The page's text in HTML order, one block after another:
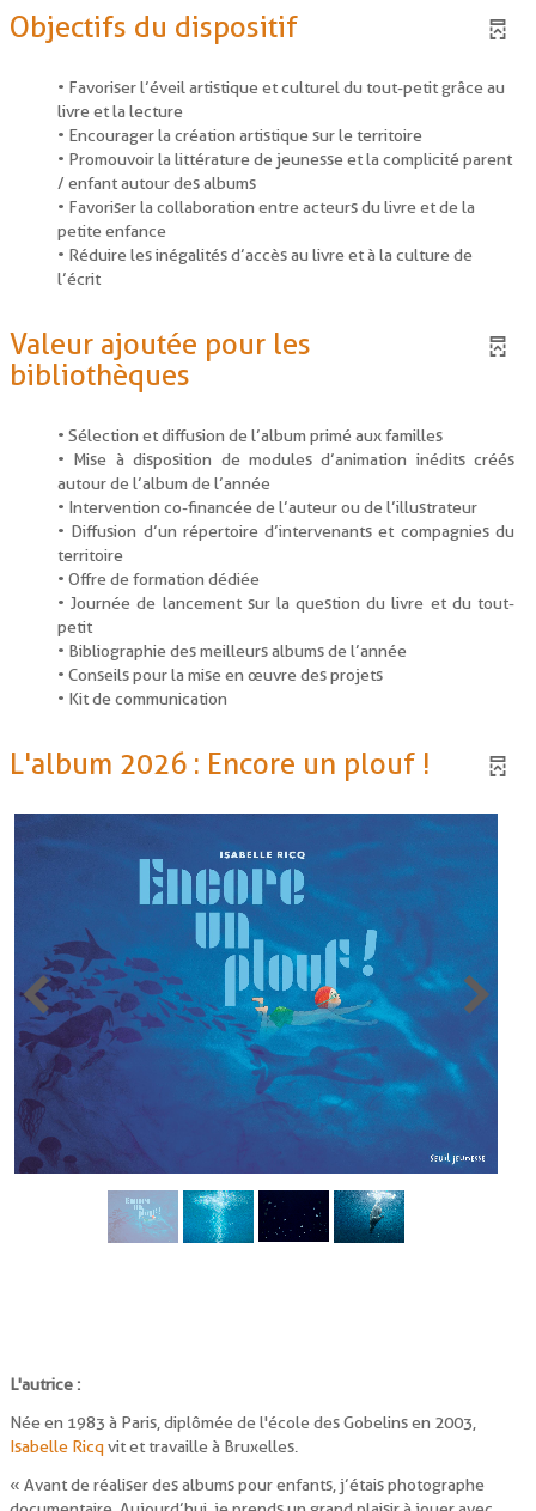
Objectifs du dispositif
• Favoriser l’éveil artistique et culturel du tout-petit grâce au
livre et la lecture
• Encourager la création artistique sur le territoire
• Promouvoir la littérature de jeunesse et la complicité parent
/ enfant autour des albums
• Favoriser la collaboration entre acteurs du livre et de la
petite enfance
• Réduire les inégalités d’accès au livre et à la culture de
l’écrit
Valeur ajoutée pour les
bibliothèques
• Sélection et diffusion de l’album primé aux familles
• Mise à disposition de modules d’animation inédits créés
autour de l’album de l’année
• Intervention co-financée de l’auteur ou de l’illustrateur
• Diffusion d’un répertoire d’intervenants et compagnies du
territoire
• Offre de formation dédiée
• Journée de lancement sur la question du livre et du tout-
petit
• Bibliographie des meilleurs albums de l’année
• Conseils pour la mise en œuvre des projets
• Kit de communication
L'album 2026 : Encore un plouf !
L'autrice :
Née en 1983 à Paris, diplômée de l'école des Gobelins en 2003,
Isabelle Ricqvit et travaille à Bruxelles.
« Avant de réaliser des albums pour enfants, j’étais photographe